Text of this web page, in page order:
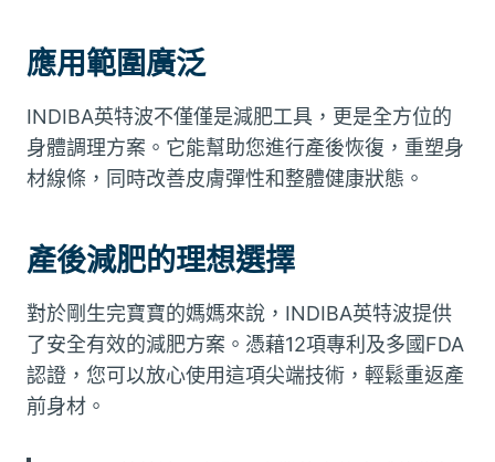
應用範圍廣泛
INDIBA英特波不僅僅是減肥工具，更是全方位的
身體調理方案。它能幫助您進行產後恢復，重塑身
材線條，同時改善皮膚彈性和整體健康狀態。
產後減肥的理想選擇
對於剛生完寶寶的媽媽來說，INDIBA英特波提供
了安全有效的減肥方案。憑藉12項專利及多國FDA
認證，您可以放心使用這項尖端技術，輕鬆重返產
前身材。